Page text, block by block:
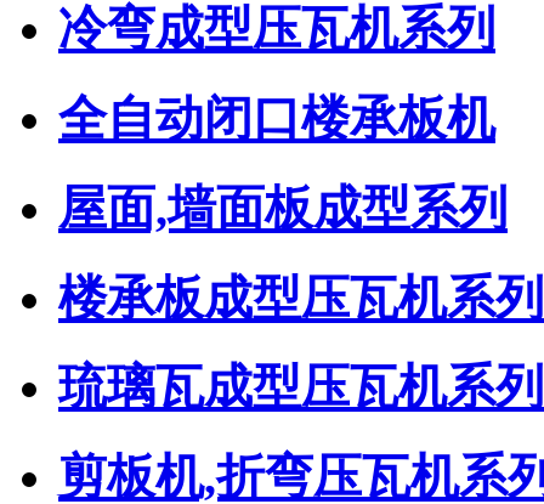
冷弯成型压瓦机系列
全自动闭口楼承板机
屋面,墙面板成型系列
楼承板成型压瓦机系列
琉璃瓦成型压瓦机系列
剪板机,折弯压瓦机系